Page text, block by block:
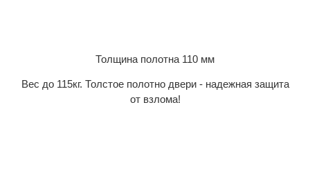
Толщина полотна 110 мм
Вес до 115кг. Толстое полотно двери - надежная защита
от взлома!